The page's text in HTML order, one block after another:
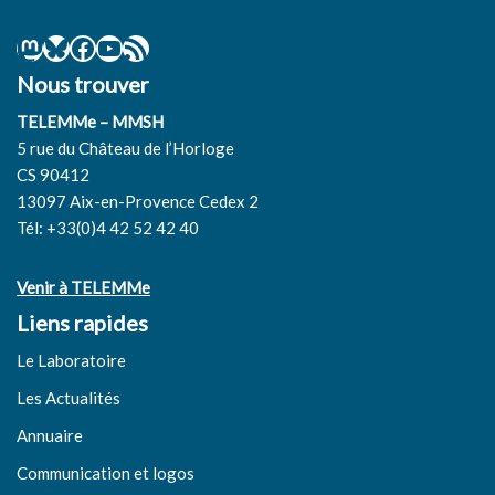
Nous trouver
TELEMMe – MMSH
5 rue du Château de l’Horloge
CS 90412
13097 Aix-en-Provence Cedex 2
Tél: +33(0)4 42 52 42 40
Venir à TELEMMe
Liens rapides
Le Laboratoire
Les Actualités
Annuaire
Communication et logos